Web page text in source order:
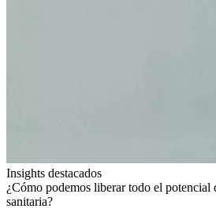
Insights destacados
¿Cómo podemos liberar todo el potencial
sanitaria?​